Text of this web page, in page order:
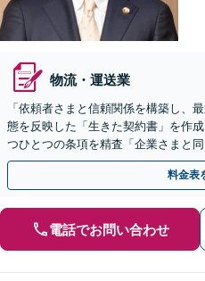
物流・運送業
「依頼者さまと信頼関係を構築し、
態を反映した「生きた契約書」を作
つひとつの条項を精査「企業さまと
るために必要なリーガルサービスを
料金表
電話でお問い合わせ